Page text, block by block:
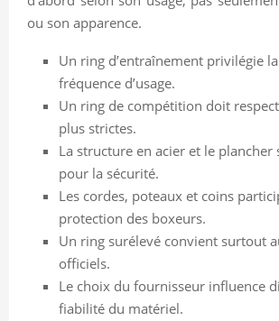
ou son apparence.
Un ring d’entraînement privilégie
fréquence d’usage.
Un ring de compétition doit
plus strictes.
La structure en acier et le plancher
pour la sécurité.
Les cordes, poteaux et coins
protection des boxeurs.
Un ring surélevé convient surtout
officiels.
Le choix du fournisseur influence
fiabilité du matériel.